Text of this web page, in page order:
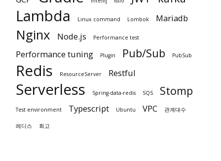
Lambda Linux command Lombok Mariadb
Nginx Node.js Performance test
Performance tuning Plugin Pub/Sub PubSub
Redis ResourceServer Restful
Serverless Spring-data-redis SQS Stomp
Test environment Typescript Ubuntu VPC 관계대수
레디스 회고